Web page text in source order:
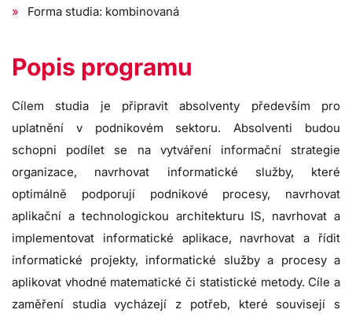
Forma studia: kombinovaná
Popis programu
Cílem studia je připravit absolventy především pro
uplatnění v podnikovém sektoru. Absolventi budou
schopni podílet se na vytváření informační strategie
organizace, navrhovat informatické služby, které
optimálně podporují podnikové procesy, navrhovat
aplikační a technologickou architekturu IS, navrhovat a
implementovat informatické aplikace, navrhovat a řídit
informatické projekty, informatické služby a procesy a
aplikovat vhodné matematické či statistické metody. Cíle a
zaměření studia vycházejí z potřeb, které souvisejí s